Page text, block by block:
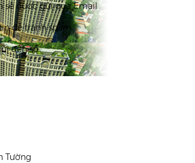
sẽ được gửi qua Email
để tránh spam
đến số
Tường